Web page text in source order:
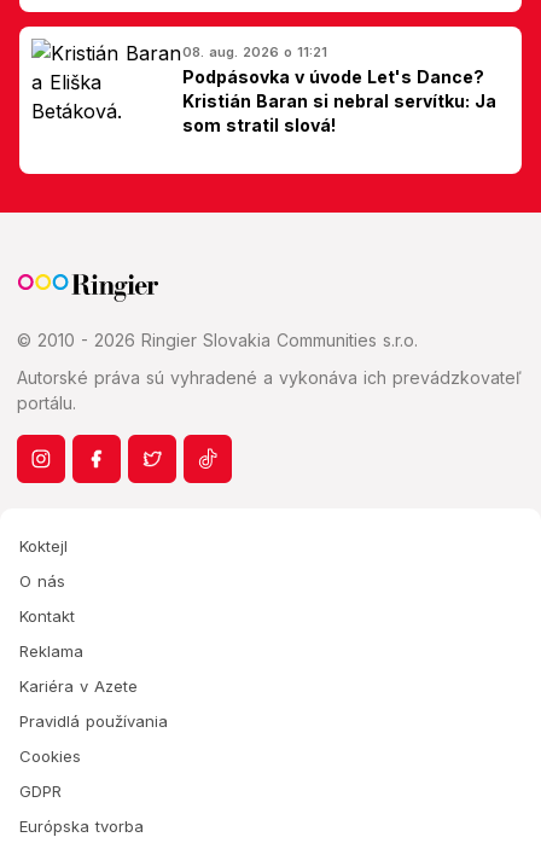
Slovákom
08. aug. 2026 o 11:21
Podpásovka v úvode Let's Dance?
Kristián Baran si nebral servítku: Ja
som stratil slová!
© 2010 - 2026 Ringier Slovakia Communities s.r.o.
Autorské práva sú vyhradené a vykonáva ich prevádzkovateľ
portálu.
Koktejl
O nás
Kontakt
Reklama
Kariéra v Azete
Pravidlá používania
Cookies
GDPR
Európska tvorba